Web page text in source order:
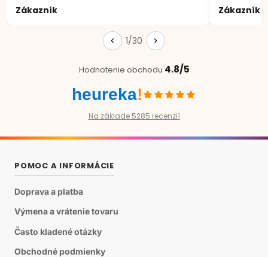
Zákazník Zákazník
1/30
Hodnotenie obchodu 4.8/5
heureka!
Na základe 5285 recenzií
POMOC A INFORMÁCIE
Doprava a platba
Výmena a vrátenie tovaru
Často kladené otázky
Obchodné podmienky